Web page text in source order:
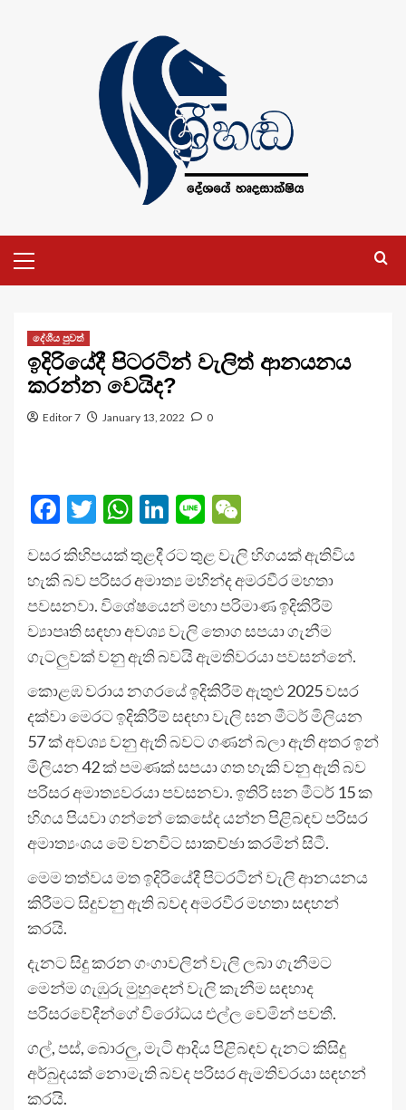
Menu
දේශීය පුවත්
ඉදිරියේදී පිටරටින් වැලිත් ආනයනය
කරන්න වෙයිද?
Editor 7 January 13, 2022 0
Facebook
Twitter
WhatsApp
LinkedIn
Line
වසර කිහිපයක් තුළදී රට තුළ වැලි හිගයක් ඇතිවිය
හැකි බව පරිසර අමාත්‍ය මහින්ද අමරවීර මහතා
පවසනවා. විශේෂයෙන් මහා පරිමාණ ඉදිකිරීම්
ව්‍යාපෘති සඳහා අවශ්‍ය වැලි තොග සපයා ගැනීම
ගැටලුවක් වනු ඇති බවයි ඇමතිවරයා පවසන්නේ.
කොළඹ වරාය නගරයේ ඉදිකිරීම් ඇතුළු 2025 වසර
දක්වා මෙරට ඉදිකිරීම් සඳහා වැලි ඝන මීටර් මිලියන
57 ක් අවශ්‍ය වනු ඇති බවට ගණන් බලා ඇති අතර ඉන්
මිලියන 42 ක් පමණක් සපයා ගත හැකි වනු ඇති බව
පරිසර අමාත්‍යවරයා පවසනවා. ඉතිරි ඝන මීටර් 15 ක
හිගය පියවා ගන්නේ කෙසේද යන්න පිළිබඳව පරිසර
අමාත්‍යංශය මේ වනවිට සාකච්ඡා කරමින් සිටී.
මෙම තත්වය මත ඉදිරියේදී පිටරටින් වැලි ආනයනය
කිරීමට සිදුවනු ඇති බවද අමරවීර මහතා සඳහන්
කරයි.
දැනට සිදු කරන ගංගාවලින් වැලි ලබා ගැනීමට
මෙන්ම ගැඹුරු මුහුදෙන් වැලි කැනීම සඳහාද
පරිසරවේදීන්ගේ විරෝධය එල්ල වෙමින් පවතී.
ගල්, පස්, බොරලු, මැටි ආදිය පිළිබඳව දැනට කිසිදු
අර්බුදයක් නොමැති බවද පරිසර ඇමතිවරයා සඳහන්
කරයි.